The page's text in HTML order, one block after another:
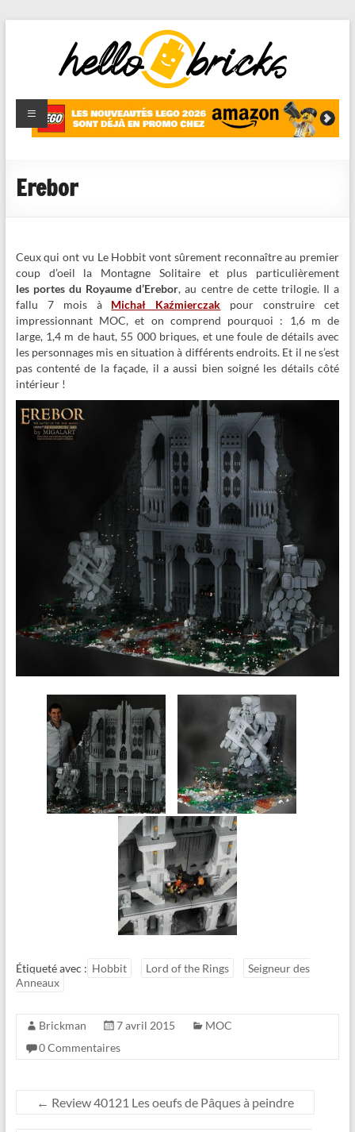
HelloBricks
Blog LEGO,
nouveaut�s
reviews
Erebor
Ceux qui ont vu Le Hobbit vont sûrement reconnaître au premier
coup d’oeil la Montagne Solitaire et plus particulièrement
les portes du Royaume d’Erebor, au centre de cette trilogie. Il a
fallu 7 mois à Michał Kaźmierczak pour construire cet
impressionnant MOC, et on comprend pourquoi : 1,6 m de
large, 1,4 m de haut, 55 000 briques, et une foule de détails avec
les personnages mis en situation à différents endroits. Et il ne s’est
pas contenté de la façade, il a aussi bien soigné les détails côté
intérieur !
Étiqueté avec : Hobbit Lord of the Rings
Seigneur des
Anneaux
Brickman 7 avril 2015
MOC
0 Commentaires
← Review 40121 Les oeufs de Pâques à peindre